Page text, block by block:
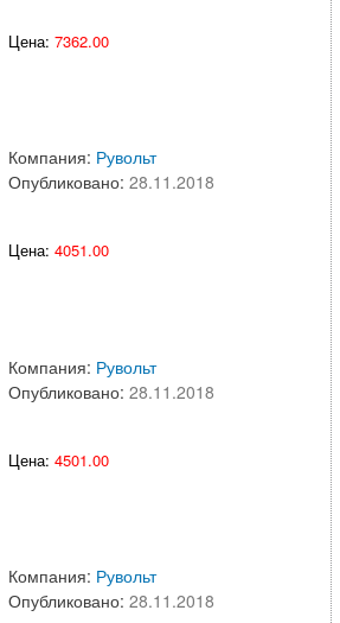
Цена: 7362.00
Компания: Рувольт
Опубликовано:28.11.2018
Цена: 4051.00
Компания: Рувольт
Опубликовано:28.11.2018
Цена: 4501.00
Компания: Рувольт
Опубликовано:28.11.2018